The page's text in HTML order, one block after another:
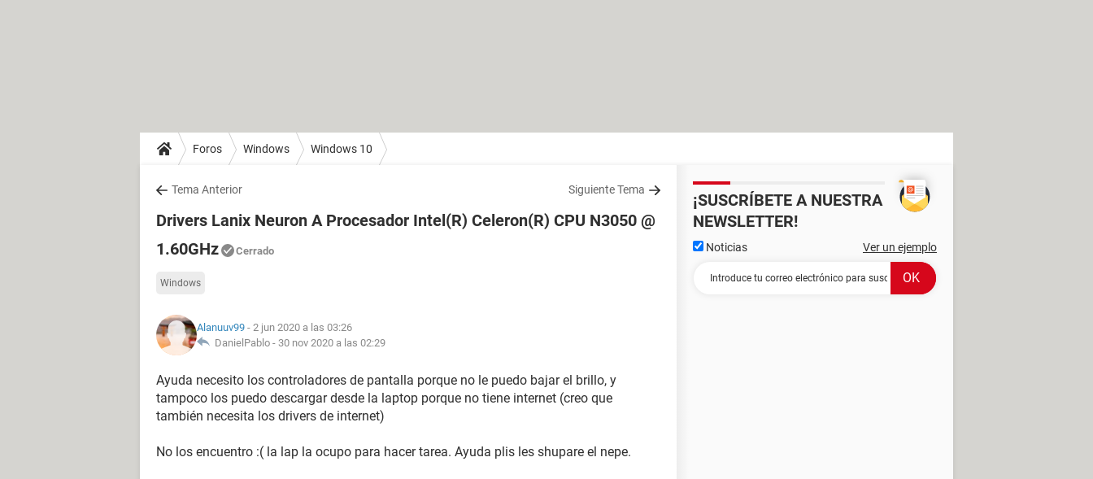
Foros Windows Windows 10
Tema Anterior Siguiente Tema
Drivers Lanix Neuron A Procesador Intel(R) Celeron(R) CPU N3050 @
1.60GHz
Cerrado
Windows
Alanuuv99 - 2 jun 2020 a las 03:26
DanielPablo - 30 nov 2020 a las 02:29
Ayuda necesito los controladores de pantalla porque no le puedo bajar el brillo, y
tampoco los puedo descargar desde la laptop porque no tiene internet (creo que
también necesita los drivers de internet)
No los encuentro :( la lap la ocupo para hacer tarea. Ayuda plis les shupare el nepe.
¡SUSCRÍBETE A NUESTRA
NEWSLETTER!
Noticias Ver un ejemplo